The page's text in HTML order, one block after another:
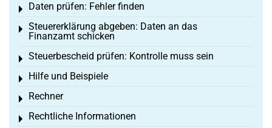
Daten prüfen: Fehler finden
Toggle menu
Steuererklärung abgeben: Daten an das
Finanzamt schicken
Toggle menu
Steuerbescheid prüfen: Kontrolle muss sein
Toggle menu
Hilfe und Beispiele
Toggle menu
Rechner
Toggle menu
Rechtliche Informationen
Toggle menu